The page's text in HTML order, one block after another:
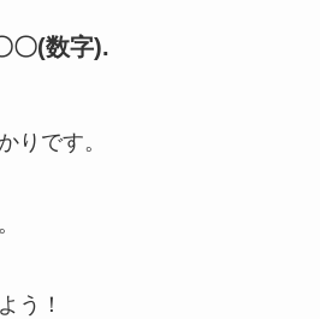
〇(数字).
りです。
う！